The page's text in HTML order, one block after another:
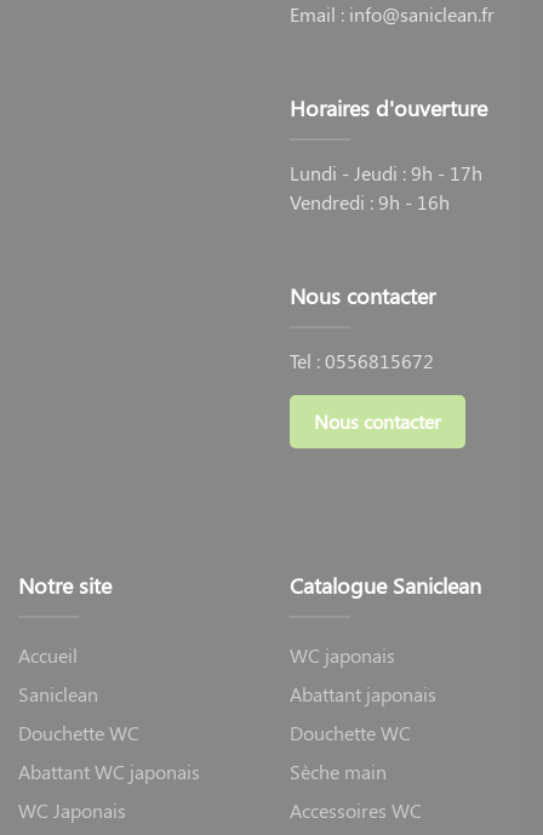
Email : info@saniclean.fr
Horaires d'ouverture
Lundi - Jeudi : 9h - 17h
Vendredi : 9h - 16h
Nous contacter
Tel :0556815672
Nous contacter
Notre site
Accueil
Saniclean
Douchette WC
Abattant WC japonais
WC Japonais
Catalogue Saniclean
WC japonais
Abattant japonais
Douchette WC
Sèche main
Accessoires WC